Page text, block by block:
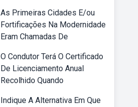
As Primeiras Cidades E/ou
Fortificações Na Modernidade
Eram Chamadas De
O Condutor Terá O Certificado
De Licenciamento Anual
Recolhido Quando
Indique A Alternativa Em Que